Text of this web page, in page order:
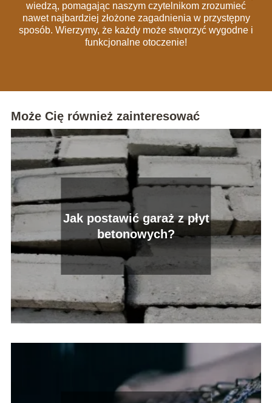
wiedzą, pomagając naszym czytelnikom zrozumieć
nawet najbardziej złożone zagadnienia w przystępny
sposób. Wierzymy, że każdy może stworzyć wygodne i
funkcjonalne otoczenie!
Może Cię również zainteresować
Jak postawić garaż z płyt
betonowych?